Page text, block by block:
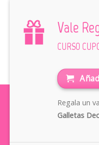
Vale
CURSO
Regala un
Galletas